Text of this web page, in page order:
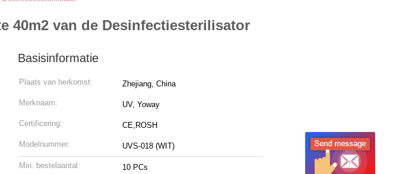
40m2 van de Desinfectiesterilisator
Basisinformatie
Plaats van herkomst: Zhejiang, China
Merknaam: UV, Yoway
Certificering: CE,ROSH
Modelnummer: UVS-018 (WIT)
Min. bestelaantal: 10 PCs